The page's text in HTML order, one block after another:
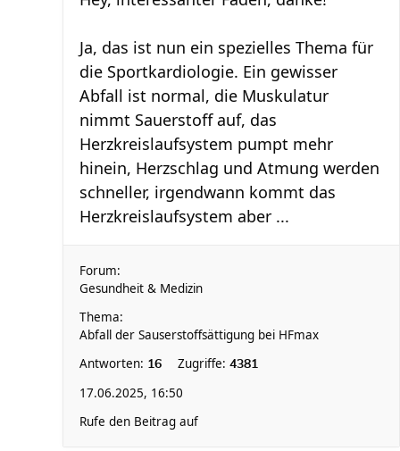
Ja, das ist nun ein spezielles Thema für
die Sportkardiologie. Ein gewisser
Abfall ist normal, die Muskulatur
nimmt Sauerstoff auf, das
Herzkreislaufsystem pumpt mehr
hinein, Herzschlag und Atmung werden
schneller, irgendwann kommt das
Herzkreislaufsystem aber ...
Forum:
Gesundheit & Medizin
Thema:
Abfall der Sauserstoffsättigung bei HFmax
Antworten: 16 Zugriffe: 4381
17.06.2025, 16:50
Rufe den Beitrag auf